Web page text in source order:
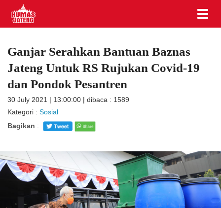
Ganjar Serahkan Bantuan Baznas
Jateng Untuk RS Rujukan Covid-19
dan Pondok Pesantren
30 July 2021 | 13:00:00 | dibaca : 1589
Kategori : Sosial
Bagikan :